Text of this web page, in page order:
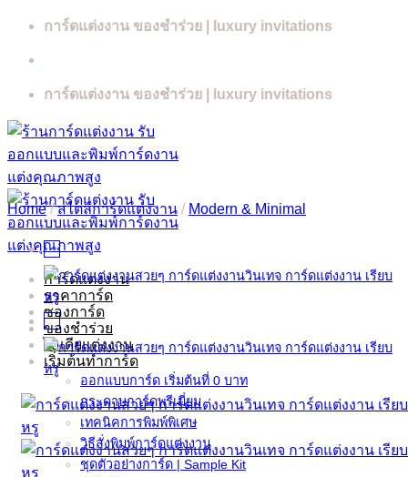
Skip
การ์ดแต่งงาน ของชำร่วย | luxury invitations
การ์ดแต่งงาน ของชำร่วย | luxury invitations
การ์ดแต่งงาน
ราคาการ์ด
ซองการ์ด
ของชำร่วย
ไอเดียแต่งงาน
เริ่มต้นทำการ์ด
ออกแบบการ์ด เริ่มต้นที่ 0 บาท
กระดาษการ์ดพรีเมี่ยม
เทคนิคการพิมพ์พิเศษ
วิธีสั่งพิมพ์การ์ดแต่งงาน
ชุดตัวอย่างการ์ด | Sample Kit
Home / สไตล์การ์ดแต่งงาน / Modern & Minimal